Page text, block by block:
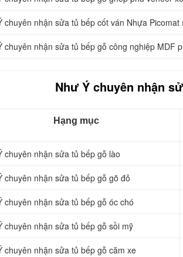
chuyên nhận sửa tủ bếp cốt ván Nhựa Picomat
chuyên nhận sửa tủ bếp gỗ công nghiệp MDF
Như Ý chuyên nhận
Hạng mục
chuyên nhận sửa tủ bếp gỗ lào
chuyên nhận sửa tủ bếp gỗ gõ đỏ
chuyên nhận sửa tủ bếp gỗ óc chó
chuyên nhận sửa tủ bếp gỗ sồi mỹ
chuyên nhận sửa tủ bếp gỗ căm xe